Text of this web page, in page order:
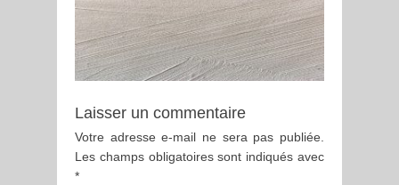
Laisser un commentaire
Votre adresse e-mail ne sera pas publiée.
Les champs obligatoires sont indiqués avec
*